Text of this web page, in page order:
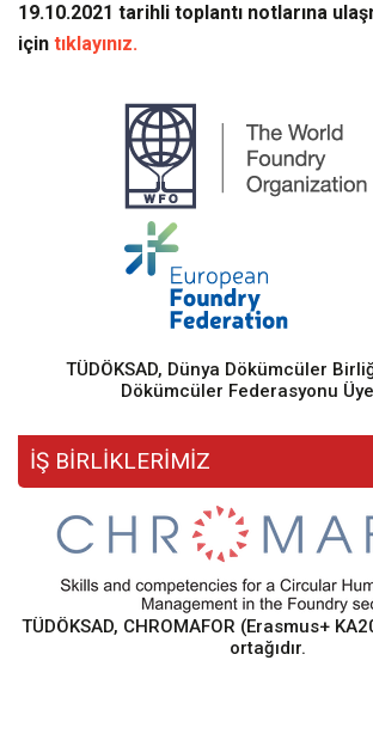
19.10.2021 tarihli toplantı notlarına
için tıklayınız.
TÜDÖKSAD, Dünya Dökümcüler
Dökümcüler Federasyonu
İŞ BİRLİKLERİMİZ
TÜDÖKSAD, CHROMAFOR (Erasmus+
ortağıdır.